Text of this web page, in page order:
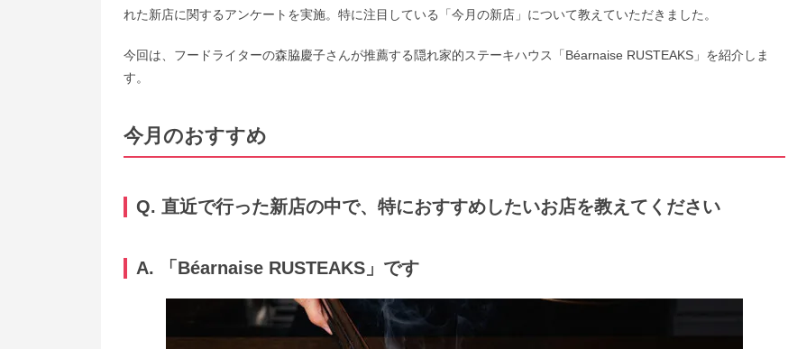
れた新店に関するアンケートを実施。特に注目している「今月の新店」について教えていただきました。
今回は、フードライターの森脇慶子さんが推薦する隠れ家的ステーキハウス「Béarnaise RUSTEAKS」を紹介しま
す。
今月のおすすめ
Q. 直近で行った新店の中で、特におすすめしたいお店を教えてください
A. 「Béarnaise RUSTEAKS」です